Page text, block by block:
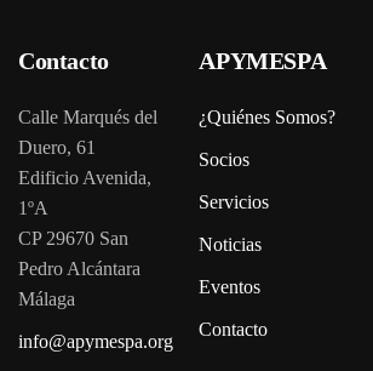
Contacto
Calle Marqués del
Duero, 61
Edificio Avenida,
1ºA
CP 29670 San
Pedro Alcántara
Málaga
info@apymespa.org
APYMESPA
¿Quiénes Somos?
Socios
Servicios
Noticias
Eventos
Contacto